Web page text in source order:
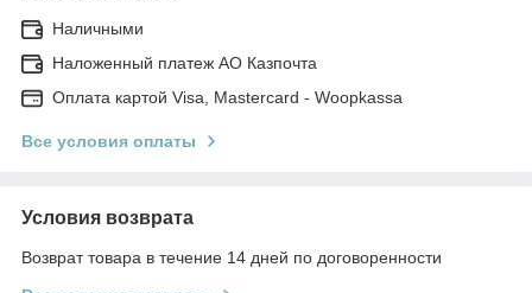
Наличными
Наложенный платеж АО Казпочта
Оплата картой Visa, Mastercard - Woopkassa
Все условия оплаты
Условия возврата
Возврат товара в течение 14 дней по договоренности